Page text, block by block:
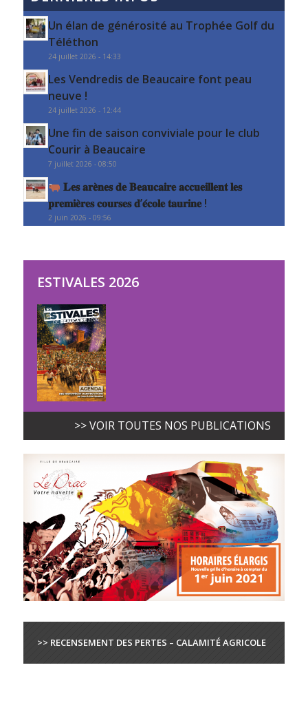
Un élan de générosité au Trophée Golf du
Téléthon
24 juillet 2026 - 14:33
Les Vendredis de Beaucaire font peau
neuve !
24 juillet 2026 - 12:44
Une fin de saison conviviale pour le club
Courir à Beaucaire
7 juillet 2026 - 08:50
𝐋𝐞𝐬 𝐚𝐫𝐞̀𝐧𝐞𝐬 𝐝𝐞 𝐁𝐞𝐚𝐮𝐜𝐚𝐢𝐫𝐞 𝐚𝐜𝐜𝐮𝐞𝐢𝐥𝐥𝐞𝐧𝐭 𝐥𝐞𝐬
𝐩𝐫𝐞𝐦𝐢𝐞̀𝐫𝐞𝐬 𝐜𝐨𝐮𝐫𝐬𝐞𝐬 𝐝’𝐞́𝐜𝐨𝐥𝐞 𝐭𝐚𝐮𝐫𝐢𝐧𝐞 !
2 juin 2026 - 09:56
ESTIVALES 2026
>> VOIR TOUTES NOS PUBLICATIONS
>> RECENSEMENT DES PERTES – CALAMITÉ AGRICOLE